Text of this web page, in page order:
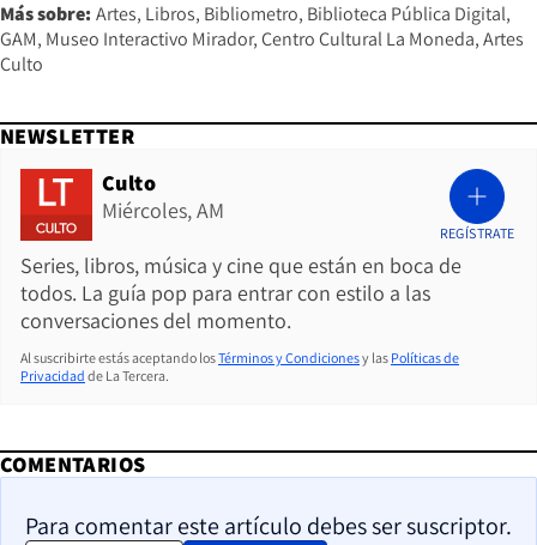
Más sobre: Artes Libros Bibliometro Biblioteca Pública Digital
GAM Museo Interactivo Mirador Centro Cultural La Moneda Artes
Culto
NEWSLETTER
Culto
Miércoles, AM
Series, libros, música y cine que están en boca de
todos. La guía pop para entrar con estilo a las
conversaciones del momento.
REGÍSTRATE
Al suscribirte estás aceptando losTérminos y Condicionesy las Políticas de
Privacidad de La Tercera.
COMENTARIOS
Para comentar este artículo debes ser suscriptor.